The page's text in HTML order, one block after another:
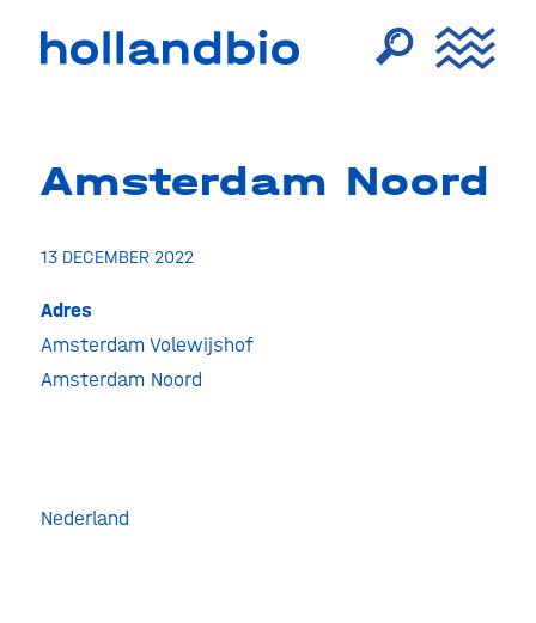
Amsterdam Noord
13 DECEMBER 2022
Adres
Amsterdam Volewijshof
Amsterdam Noord
Nederland